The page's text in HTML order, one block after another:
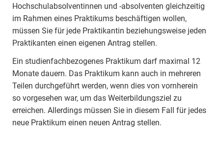
Hochschulabsolventinnen und -absolventen gleichzeitig
im Rahmen eines Praktikums beschäftigen wollen,
müssen Sie für jede Praktikantin beziehungsweise jeden
Praktikanten einen eigenen Antrag stellen.
Ein studienfachbezogenes Praktikum darf maximal 12
Monate dauern. Das Praktikum kann auch in mehreren
Teilen durchgeführt werden, wenn dies von vornherein
so vorgesehen war, um das Weiterbildungsziel zu
erreichen. Allerdings müssen Sie in diesem Fall für jedes
neue Praktikum einen neuen Antrag stellen.